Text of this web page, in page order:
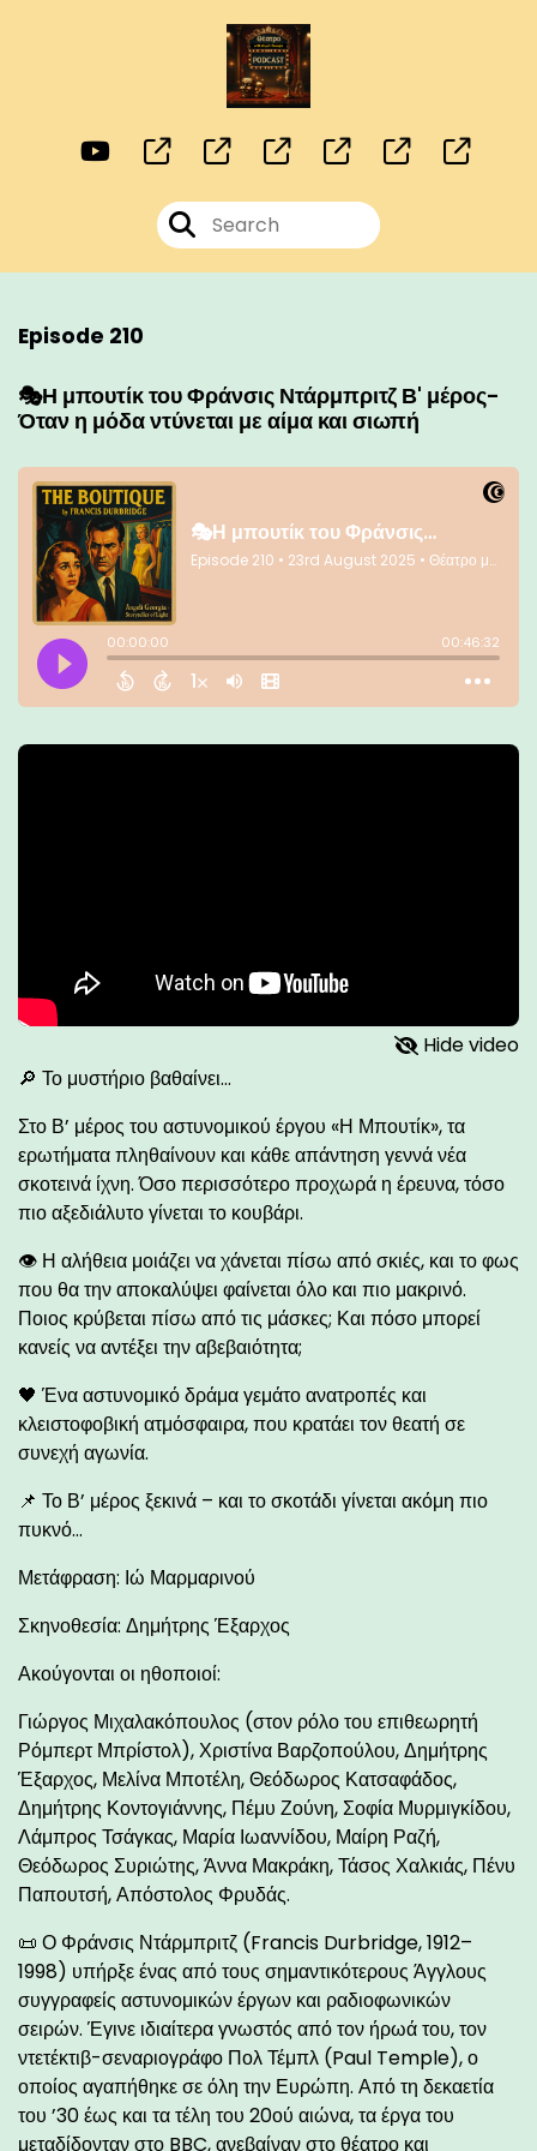
Episode 210
🎭Η μπουτίκ του Φράνσις Ντάρμπριτζ Β' μέρος-
Όταν η μόδα ντύνεται με αίμα και σιωπή
Hide video
🔎 Το μυστήριο βαθαίνει…
Στο Β’ μέρος του αστυνομικού έργου «Η Μπουτίκ», τα
ερωτήματα πληθαίνουν και κάθε απάντηση γεννά νέα
σκοτεινά ίχνη. Όσο περισσότερο προχωρά η έρευνα, τόσο
πιο αξεδιάλυτο γίνεται το κουβάρι.
👁 Η αλήθεια μοιάζει να χάνεται πίσω από σκιές, και το φως
που θα την αποκαλύψει φαίνεται όλο και πιο μακρινό.
Ποιος κρύβεται πίσω από τις μάσκες; Και πόσο μπορεί
κανείς να αντέξει την αβεβαιότητα;
🖤 Ένα αστυνομικό δράμα γεμάτο ανατροπές και
κλειστοφοβική ατμόσφαιρα, που κρατάει τον θεατή σε
συνεχή αγωνία.
📌 Το Β’ μέρος ξεκινά – και το σκοτάδι γίνεται ακόμη πιο
πυκνό…
Μετάφραση: Ιώ Μαρμαρινού
Σκηνοθεσία: Δημήτρης Έξαρχος
Ακούγονται οι ηθοποιοί:
Γιώργος Μιχαλακόπουλος (στον ρόλο του επιθεωρητή
Ρόμπερτ Μπρίστολ), Χριστίνα Βαρζοπούλου, Δημήτρης
Έξαρχος, Μελίνα Μποτέλη, Θεόδωρος Κατσαφάδος,
Δημήτρης Κοντογιάννης, Πέμυ Ζούνη, Σοφία Μυρμιγκίδου,
Λάμπρος Τσάγκας, Μαρία Ιωαννίδου, Μαίρη Ραζή,
Θεόδωρος Συριώτης, Άννα Μακράκη, Τάσος Χαλκιάς, Πένυ
Παπουτσή, Απόστολος Φρυδάς.
📜 Ο Φράνσις Ντάρμπριτζ (Francis Durbridge, 1912–
1998) υπήρξε ένας από τους σημαντικότερους Άγγλους
συγγραφείς αστυνομικών έργων και ραδιοφωνικών
σειρών. Έγινε ιδιαίτερα γνωστός από τον ήρωά του, τον
ντετέκτιβ-σεναριογράφο Πολ Τέμπλ (Paul Temple), ο
οποίος αγαπήθηκε σε όλη την Ευρώπη. Από τη δεκαετία
του ’30 έως και τα τέλη του 20ού αιώνα, τα έργα του
μεταδίδονταν στο BBC, ανεβαίναν στο θέατρο και